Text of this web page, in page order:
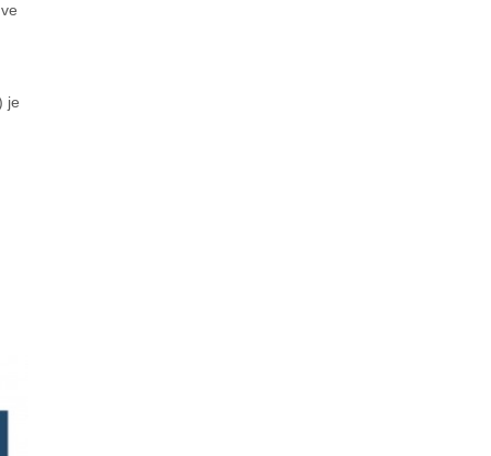
je